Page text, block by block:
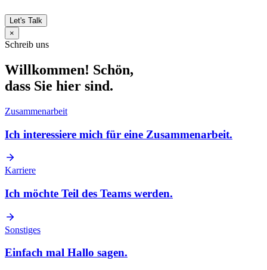
Let's Talk
×
Schreib uns
Willkommen! Schön,
dass Sie hier sind.
Zusammenarbeit
Ich interessiere mich für eine Zusammenarbeit.
Karriere
Ich möchte Teil des Teams werden.
Sonstiges
Einfach mal Hallo sagen.